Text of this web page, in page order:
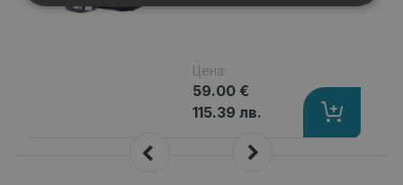
Цена:
59.00 €
115.39 лв.